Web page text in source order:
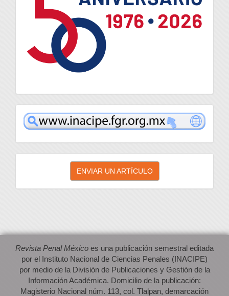
inacipe
Enviar
artículo
ENVIAR UN ARTÍCULO
Revista Penal México es una publicación semestral editada
por el Instituto Nacional de Ciencias Penales (INACIPE)
por medio de la División de Publicaciones y Gestión de la
Información Académica. Domicilio de la publicación:
Magisterio Nacional núm. 113, col. Tlalpan, demarcación